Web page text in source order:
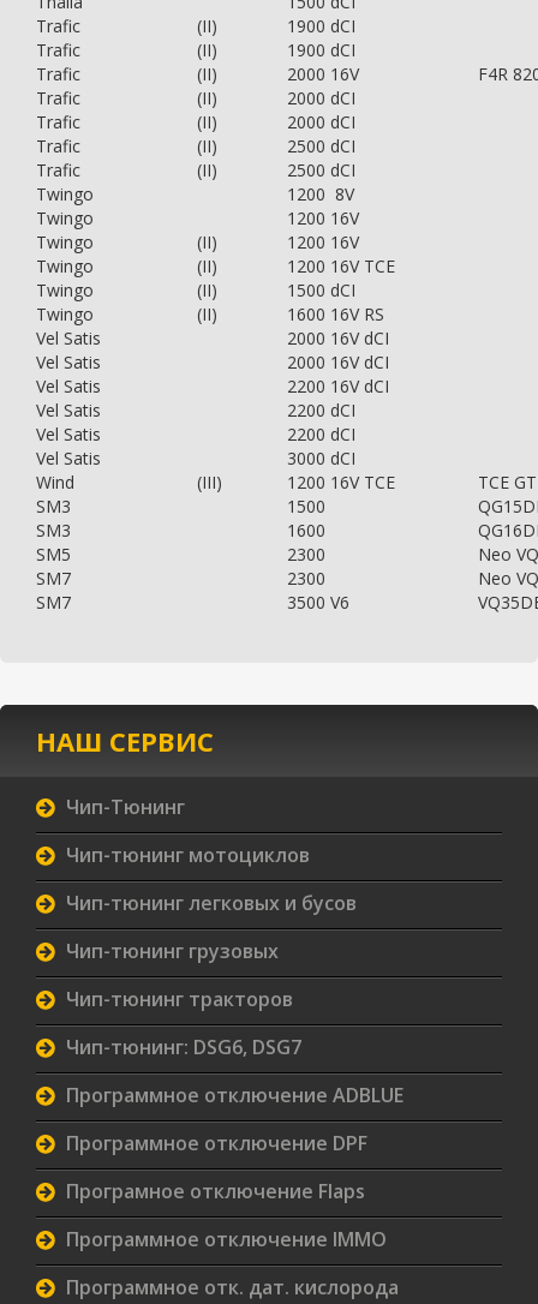
Trafic
(II)
1900 dCI
Trafic
(II)
1900 dCI
Trafic
(II) 2000 16V
F4R
Trafic
(II)
2000 dCI
Trafic
(II)
2000 dCI
Trafic
(II)
2500 dCI
Trafic
(II)
2500 dCI
Twingo
1200 8V
Twingo
1200 16V
Twingo
(II)
1200 16V
Twingo
(II)
1200 16V TCE
Twingo
(II)
1500 dCI
Twingo
(II)
1600 16V RS
Vel Satis
2000 16V dCI
Vel Satis
2000 16V dCI
Vel Satis
2200 16V dCI
Vel Satis
2200 dCI
Vel Satis
2200 dCI
Vel Satis
3000 dCI
Wind
(III) 1200 16V TCE
TCE GT
SM3
1500
SM3
1600
SM5
2300
Neo
SM7
2300
Neo
SM7
3500 V6
НАШ СЕРВИС
Чип-Тюнинг
Чип-тюнинг мотоциклов
Чип-тюнинг легковых и бусов
Чип-тюнинг грузовых
Чип-тюнинг тракторов
Чип-тюнинг: DSG6, DSG7
Программное отключение ADBLUE
Программное отключение DPF
Програмное отключение Flaps
Программное отключение IMMO
Программное отк. дат. кислорода